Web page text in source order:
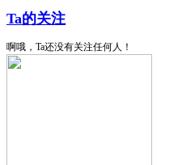
Ta的关注
啊哦，Ta还没有关注任何人！